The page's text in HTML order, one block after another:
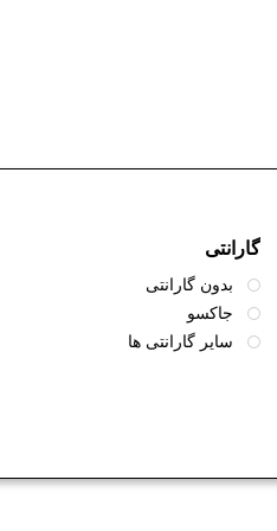
گارانتی
بدون گارانتی
جاکسو
سایر گارانتی ها